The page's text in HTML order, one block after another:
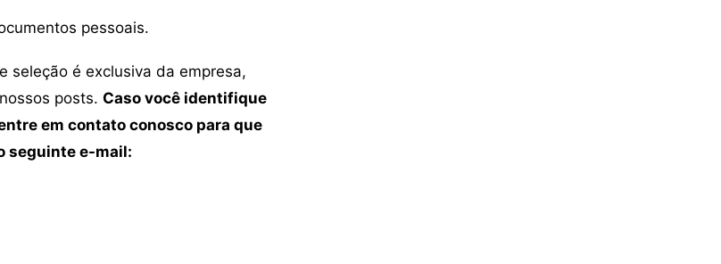
pessoais.
seleção é exclusiva da empresa,
posts. Caso você identifique
em contato conosco para que
seguinte e-mail: